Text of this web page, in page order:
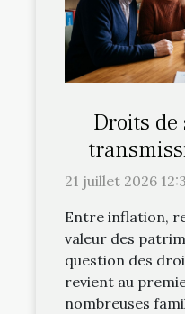
Droits de
l’avis du
21 juillet 2026
Entre inflation,
valeur des
question des
revient au
nombreuses